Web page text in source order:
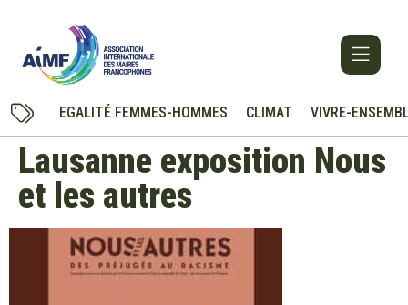
EGALITÉ FEMMES-HOMMES CLIMAT VIVRE-
Lausanne exposition Nous
et les autres